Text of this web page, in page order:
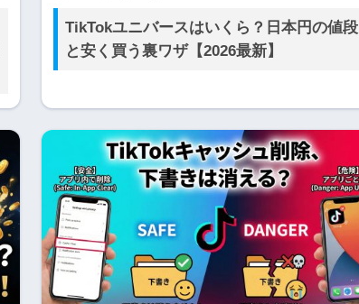
TikTokユニバースはいくら？日本円の値段
と安く買う裏ワザ【2026最新】